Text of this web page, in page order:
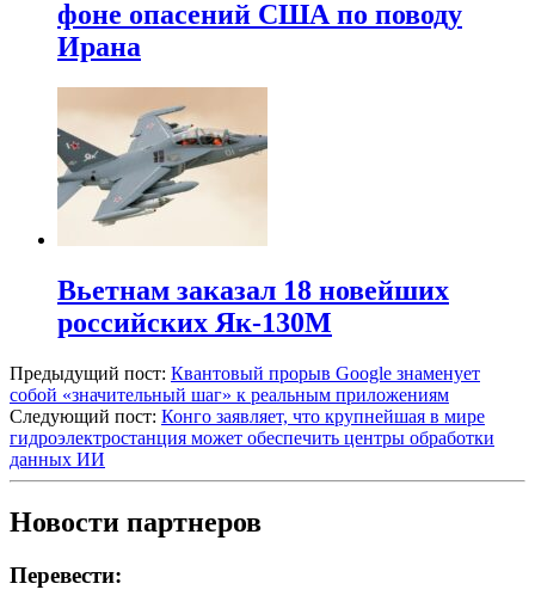
фоне опасений США по поводу
Ирана
Вьетнам заказал 18 новейших
российских Як-130М
Предыдущий пост: Квантовый прорыв Google знаменует
собой «значительный шаг» к реальным приложениям
Следующий пост: Конго заявляет, что крупнейшая в мире
гидроэлектростанция может обеспечить центры обработки
данных ИИ
Новости партнеров
Перевести: